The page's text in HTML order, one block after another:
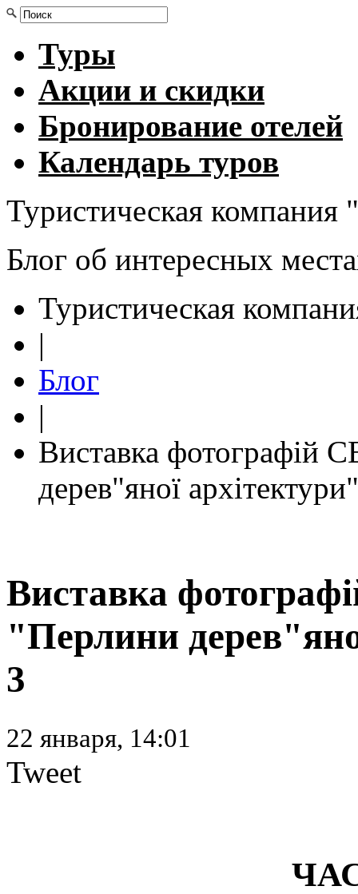
Туры
Акции и скидки
Бронирование отелей
Календарь туров
Туристическая компания
Блог об интересных
Туристическая
|
Блог
|
Виставка
дерев"яної
Виставка
"Перлини
3
22 января, 14:01
Tweet